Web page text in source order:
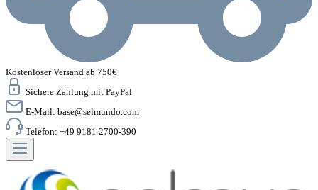
Kostenloser Versand ab 750€
Sichere Zahlung mit PayPal
E-Mail: base@selmundo.com
Telefon: +49 9181 2700-390